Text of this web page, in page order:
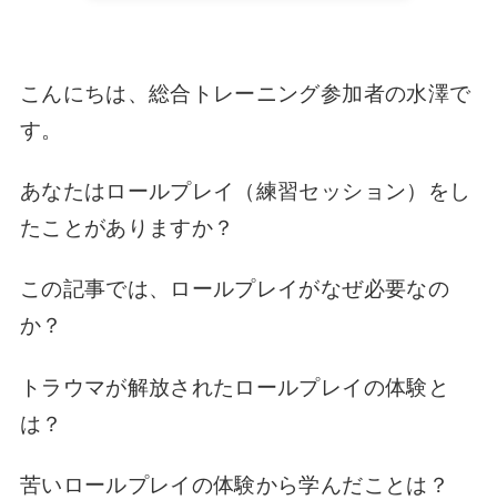
こんにちは、総合トレーニング参加者の水澤で
す。
あなたはロールプレイ（練習セッション）
をし
たことがありますか？
この記事では、
ロールプレイがなぜ必要なの
か？
トラウマが解放されたロールプレイの体験と
は？
苦いロールプレイの体験から学んだことは？